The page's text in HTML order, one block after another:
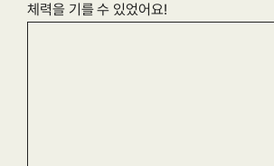
체력을 기를 수 있었어요!